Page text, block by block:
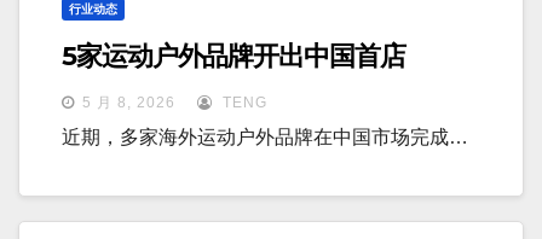
行业动态
5家运动户外品牌开出中国首店
5 月 8, 2026 TENG
近期，多家海外运动户外品牌在中国市场完成…